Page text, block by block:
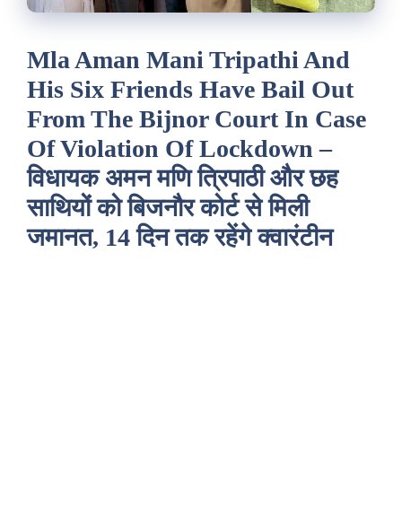
Mla Aman Mani Tripathi And
His Six Friends Have Bail Out
From The Bijnor Court In Case
Of Violation Of Lockdown –
विधायक अमन मणि त्रिपाठी और छह
साथियों को बिजनौर कोर्ट से मिली
जमानत, 14 दिन तक रहेंगे क्वारंटीन